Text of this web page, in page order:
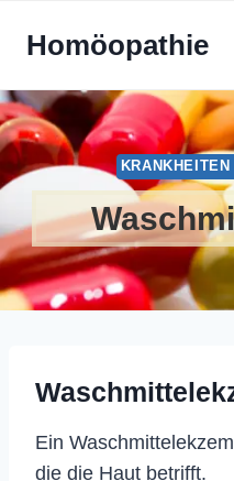
InhaltHomöopathie
Ein
die die Haut betrifft.